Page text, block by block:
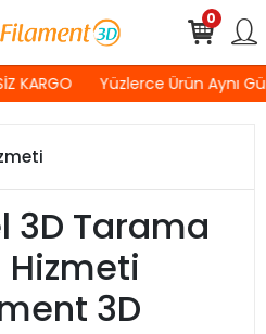
KARGO Yüzlerce Ürün Aynı
0
3D Tarama
Hizmeti
3D